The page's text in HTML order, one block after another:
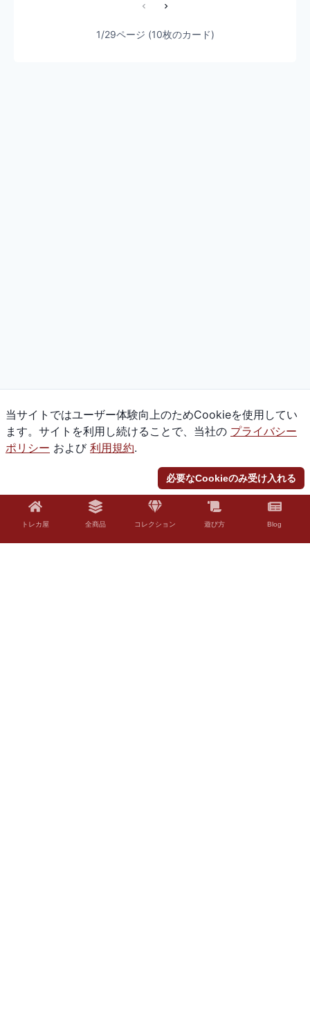
1/29ページ (10枚のカード)
当サイトではユーザー体験向上のためCookieを使用してい
ます。サイトを利用し続けることで、当社の プライバシー
ポリシー および 利用規約.
必要なCookieのみ受け入れる
トレカ屋 全商品 コレクション 遊び方 Blog